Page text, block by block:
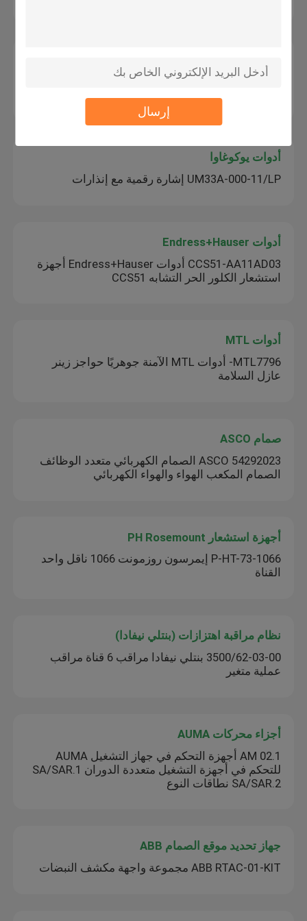
إرسال
أدوات يوكوغاوا
UM33A-000-11/LP إشارة رقمية مع إنذارات
أدوات Endress+Hauser
CCS51-AA11AD03 أدوات Endress+Hauser أجهزة
استشعار الكلور الحر التشابه CCS51
أدوات MTL
MTL7796- أدوات MTL الآمنة جوهريًا حواجز زينر
عازل السلامة
صمام ASCO
54292023 ASCO الصمام الكهربائي متعدد الوظائف
الصمام المكعب الهواء والهواء الكهربائي
أجهزة استشعار PH Rosemount
1066-P-HT-73 إيمرسون روزمونت 1066 ناقل واحد
القناة
نظام مراقبة اهتزازات (بنتلي نيفادا)
3500/62-03-00 بنتلي نيفادا مراقب 6 قناة مراقب
عملية متغير
أجزاء محركات AUMA
AM 02.1 أجهزة التحكم في جهاز التشغيل AUMA
للتحكم في أجهزة التشغيل متعددة الدوران SA/SAR.1
SA/SAR.2 نطاقات النوع
جهاز تحديد موقع الصمام ABB
ABB RTAC-01-KIT مجموعة واجهة مكشف النبضات